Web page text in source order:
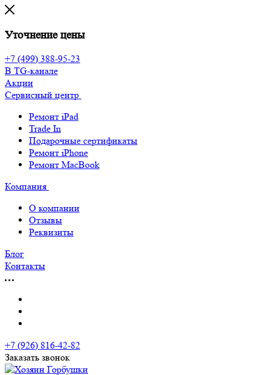
Уточнение цены
+7 (499) 388-95-23
В TG-канале
Акции
Сервисный центр
Ремонт iPad
Trade In
Подарочные сертификаты
Ремонт iPhone
Ремонт MacBook
Компания
О компании
Отзывы
Реквизиты
Блог
Контакты
+7 (926) 816-42-82
Заказать звонок